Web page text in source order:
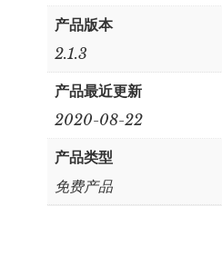
产品版本
2.1.3
产品最近更新
2020-08-22
产品类型
免费产品